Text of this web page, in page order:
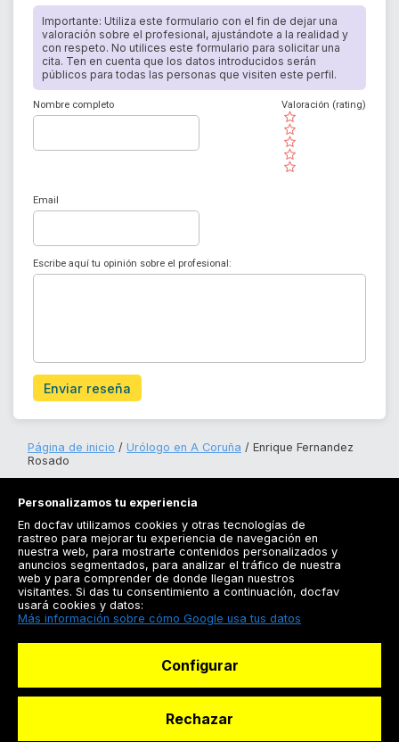
Importante: Utiliza este formulario con el fin de dejar una
valoración sobre el profesional, ajustándote a la realidad y
con respeto. No utilices este formulario para solicitar una
cita. Ten en cuenta que los datos introducidos serán
públicos para todas las personas que visiten este perfil.
Nombre completo
( )
( )
( )
( )
( )
Valoración (rating)
Email
Escribe aquí tu opinión sobre el profesional:
Enviar reseña
Página de inicio Urólogo en A Coruña
Enrique Fernandez
Rosado
Registrarse
Docfav
Personalizamos tu experiencia
En docfav utilizamos cookies y otras tecnologías de
rastreo para mejorar tu experiencia de navegación en
nuestra web, para mostrarte contenidos personalizados y
anuncios segmentados, para analizar el tráfico de nuestra
web y para comprender de donde llegan nuestros
visitantes. Si das tu consentimiento a continuación, docfav
usará cookies y datos:
Más información sobre cómo Google usa tus datos
Configurar
Rechazar